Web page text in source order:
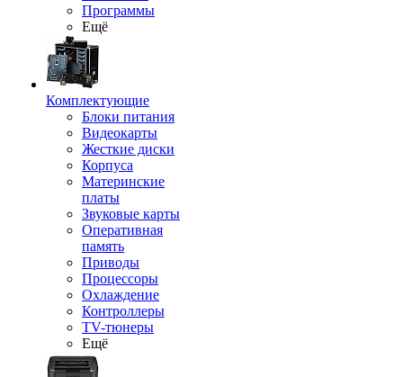
Программы
Ещё
Комплектующие
Блоки питания
Видеокарты
Жесткие диски
Корпуса
Материнские
платы
Звуковые карты
Оперативная
память
Приводы
Процессоры
Охлаждение
Контроллеры
TV-тюнеры
Ещё